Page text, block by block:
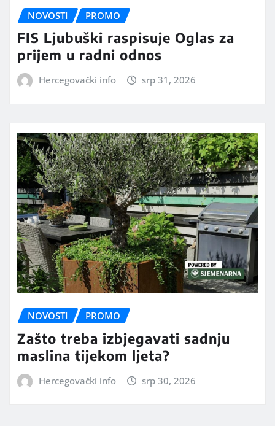
NOVOSTI PROMO
FIS Ljubuški raspisuje Oglas za
prijem u radni odnos
Hercegovački info srp 31, 2026
NOVOSTI PROMO
Zašto treba izbjegavati sadnju
maslina tijekom ljeta?
Hercegovački info srp 30, 2026